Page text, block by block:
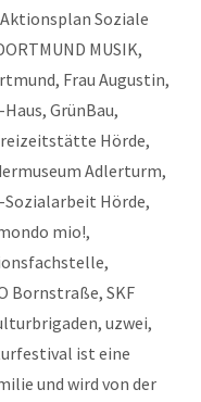
Aktionsplan Soziale
MUSIK,
Frau Augustin,
GrünBau,
Hörde,
Adlerturm,
Hörde,
mio!,
Bornstraße, SKF
uzwei,
ist eine
und wird von der